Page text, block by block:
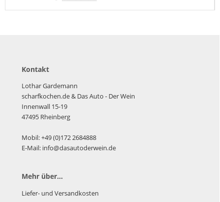
Kontakt
Lothar Gardemann
scharfkochen.de& Das Auto - Der Wein
Innenwall 15-19
47495 Rheinberg
Mobil: +49 (0)172 2684888
E-Mail: info@dasautoderwein.de
Mehr über...
Liefer- und Versandkosten